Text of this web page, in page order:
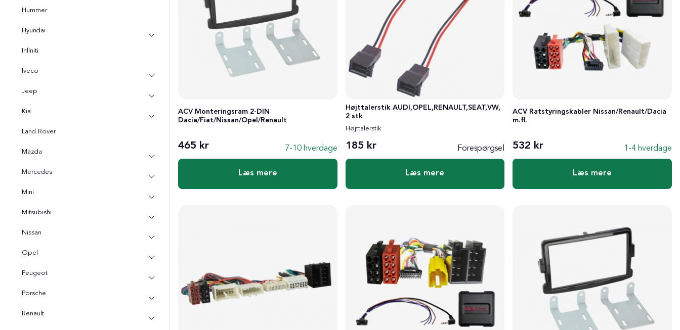
Hummer
Hyundai
Infiniti
Iveco
Jeep
Kia
Land Rover
Mazda
Mercedes
Mini
Mitsubishi
Nissan
Opel
Peugeot
Porsche
Renault
ACV Monteringsram 2-DIN
Dacia/Fiat/Nissan/Opel/Renault
465 kr 7-10 hverdage
Læs mere
Højttalerstik AUDI,OPEL,RENAULT,SEAT,VW,
2 stk
Højttalerstik
185 kr Forespørgsel
Læs mere
ACV Ratstyringskabler Nissan/Renault/Dacia
m.fl.
532 kr 1-4 hverdage
Læs mere